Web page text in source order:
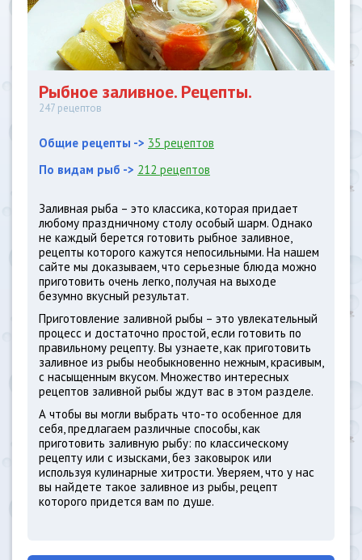
Рыбное заливное. Рецепты.
247 рецептов
Общие рецепты -> 35 рецептов
По видам рыб -> 212 рецептов
Заливная рыба – это классика, которая придает
любому праздничному столу особый шарм. Однако
не каждый берется готовить рыбное заливное,
рецепты которого кажутся непосильными. На нашем
сайте мы доказываем, что серьезные блюда можно
приготовить очень легко, получая на выходе
безумно вкусный результат.
Приготовление заливной рыбы – это увлекательный
процесс и достаточно простой, если готовить по
правильному рецепту. Вы узнаете, как приготовить
заливное из рыбы необыкновенно нежным, красивым,
с насыщенным вкусом. Множество интересных
рецептов заливной рыбы ждут вас в этом разделе.
А чтобы вы могли выбрать что-то особенное для
себя, предлагаем различные способы, как
приготовить заливную рыбу: по классическому
рецепту или с изысками, без заковырок или
используя кулинарные хитрости. Уверяем, что у нас
вы найдете такое заливное из рыбы, рецепт
которого придется вам по душе.